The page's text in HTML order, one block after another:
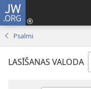
JW.ORG
Psalmi
LASĪŠANAS VALODA